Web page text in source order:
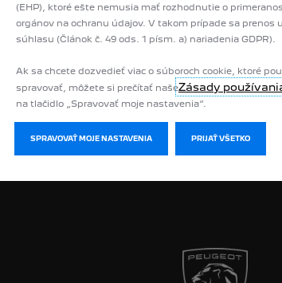
Skladové vozidlá
Jazdené vozidlá
Konfigurátor
Žiadosť o testovaciu jazdu
Cenník & katalóg
História cien Peugeot
Sútaže Peugeot
Objednávka
Kontrola
PEUGEOT
PEUGEOT
(EHP), ktoré ešte nemusia mať rozhodnutie o
orgánov na ochranu údajov. V takom prípade sa prenos
súhlasu (Článok č. 49 ods. 1 písm. a) nariadenia GDPR).
Ak sa chcete dozvedieť viac o súboroch cookie, ktoré
spravovať, môžete si prečítať našeZásady
na tlačidlo „Spravovať moje nastavenia“.
SPRAVOVAŤ MOJE NASTAVENIA PRIJAŤ VŠETKO